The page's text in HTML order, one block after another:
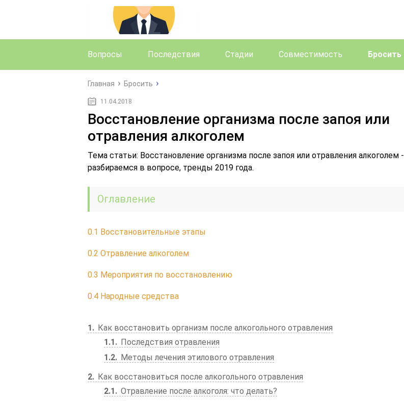
Вопросы Последствия Стадии Совместимость Бросить
Главная Бросить
11.04.2018
Восстановление организма после запоя или
отравления алкоголем
Тема статьи: Восстановление организма после запоя или отравления алкоголем -
разбираемся в вопросе, тренды 2019 года.
Оглавление
0.1 Восстановительные этапы
0.2 Отравление алкоголем
0.3 Мероприятия по восстановлению
0.4 Народные средства
1
Как восстановить организм после алкогольного отравления
1.1
Последствия отравления
1.2
Методы лечения этилового отравления
2
Как восстановиться после алкогольного отравления
2.1
Отравление после алкоголя: что делать?